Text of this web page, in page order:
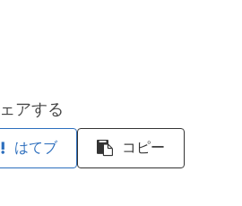
アする
はてブ コピー